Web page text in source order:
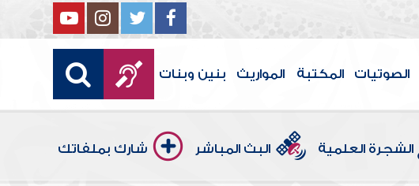
الصوتيات المكتبة المواريث بنين وبنات
الشجرة العلمية البث المباشر شارك بملفاتك